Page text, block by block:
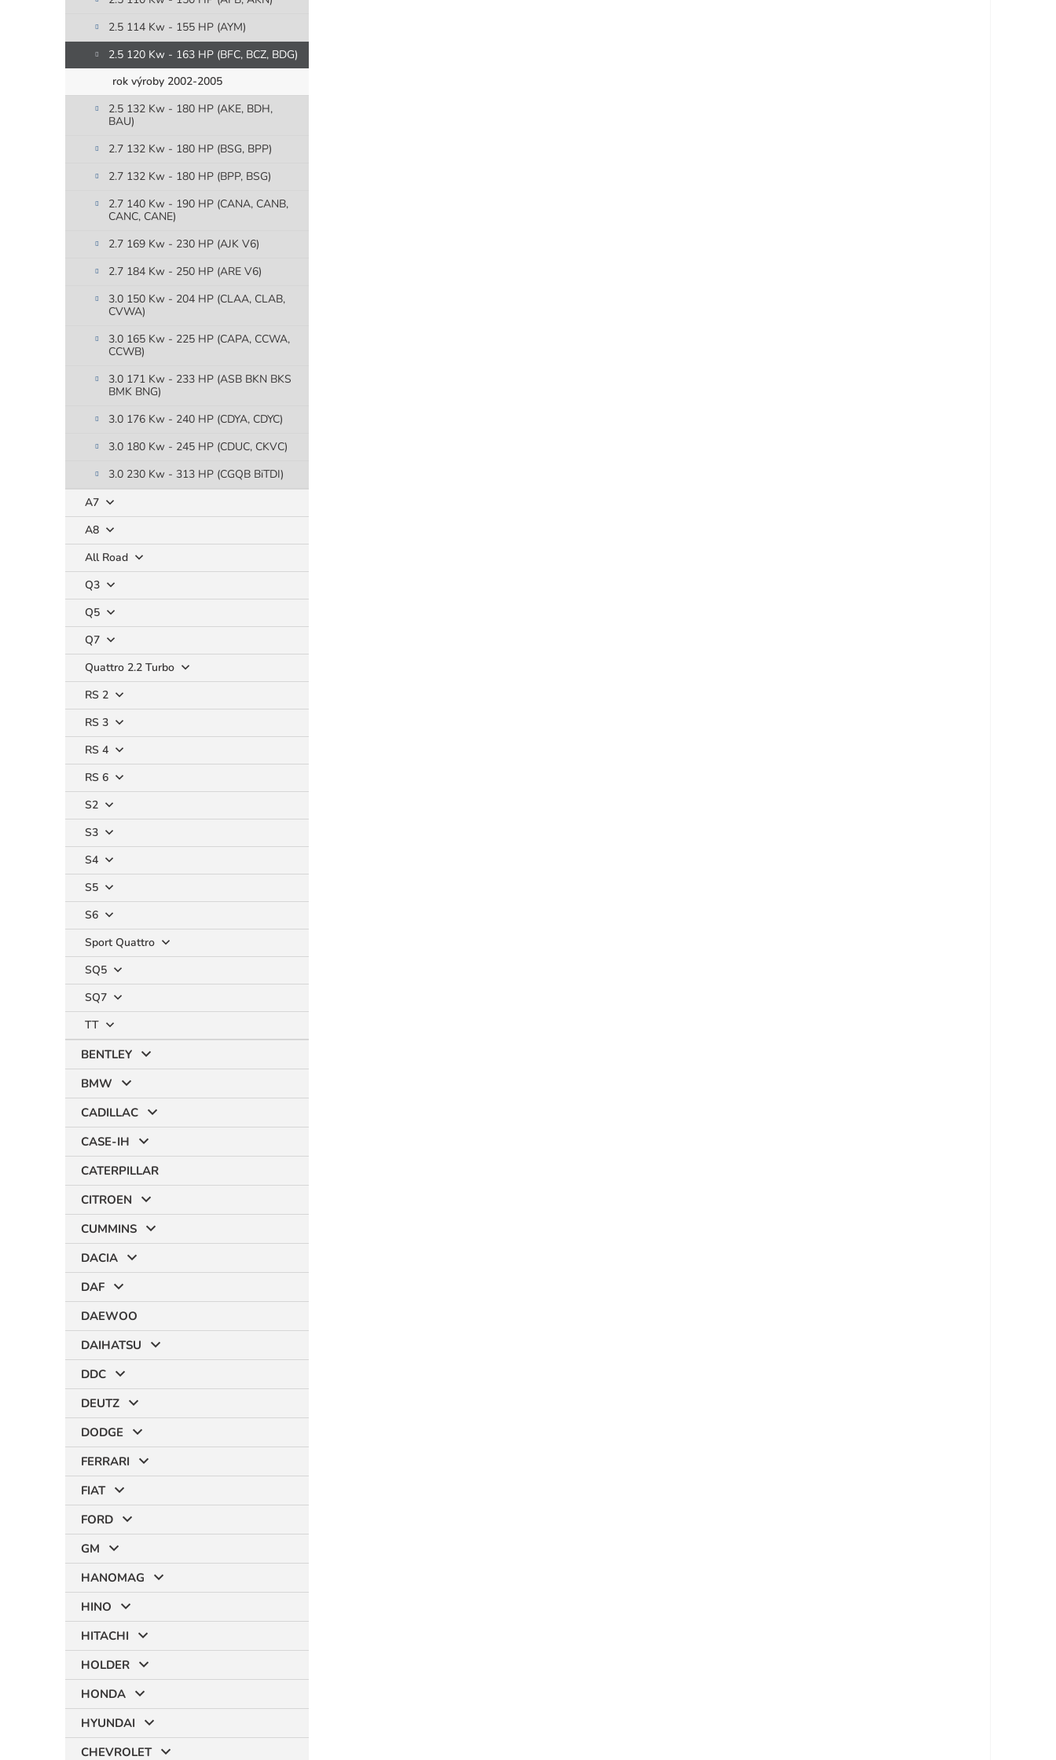
2.5 114 Kw - 155 HP (AYM)
2.5 120 Kw - 163 HP (BFC, BCZ, BDG)
rok výroby 2002-2005
2.5 132 Kw - 180 HP (AKE, BDH,
BAU)
2.7 132 Kw - 180 HP (BSG, BPP)
2.7 132 Kw - 180 HP (BPP, BSG)
2.7 140 Kw - 190 HP (CANA, CANB,
CANC, CANE)
2.7 169 Kw - 230 HP (AJK V6)
2.7 184 Kw - 250 HP (ARE V6)
3.0 150 Kw - 204 HP (CLAA, CLAB,
CVWA)
3.0 165 Kw - 225 HP (CAPA, CCWA,
CCWB)
3.0 171 Kw - 233 HP (ASB BKN BKS
BMK BNG)
3.0 176 Kw - 240 HP (CDYA, CDYC)
3.0 180 Kw - 245 HP (CDUC, CKVC)
3.0 230 Kw - 313 HP (CGQB BiTDI)
A7
A8
All Road
Q3
Q5
Q7
Quattro 2.2 Turbo
RS 2
RS 3
RS 4
RS 6
S2
S3
S4
S5
S6
Sport Quattro
SQ5
SQ7
TT
BENTLEY
BMW
CADILLAC
CASE-IH
CATERPILLAR
CITROEN
CUMMINS
DACIA
DAF
DAEWOO
DAIHATSU
DDC
DEUTZ
DODGE
FERRARI
FIAT
FORD
GM
HANOMAG
HINO
HITACHI
HOLDER
HONDA
HYUNDAI
CHEVROLET